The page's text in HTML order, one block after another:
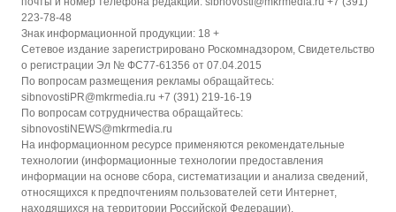
223-78-48
Знак информационной продукции: 18 +
Сетевое издание зарегистрировано Роскомнадзором, Свидетельство
о регистрации Эл № ФС77-61356 от 07.04.2015
По вопросам размещения рекламы обращайтесь:
sibnovostiPR@mkrmedia.ru +7 (391) 219-16-19
По вопросам сотрудничества обращайтесь:
sibnovostiNEWS@mkrmedia.ru
На информационном ресурсе применяются рекомендательные
технологии (информационные технологии предоставления
информации на основе сбора, систематизации и анализа сведений,
относящихся к предпочтениям пользователей сети Интернет,
находящихся на территории Российской Федерации).